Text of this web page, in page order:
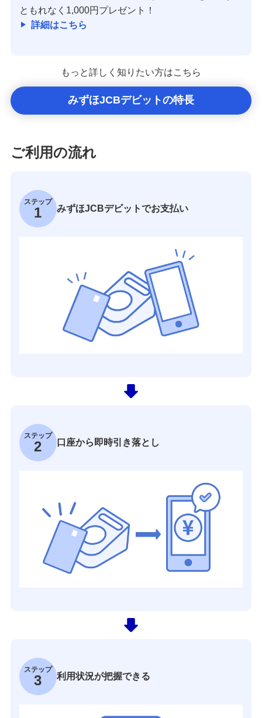
ともれなく1,000円プレゼント！
詳細はこちら
もっと詳しく知りたい方はこちら
みずほJCBデビットの特長
ご利用の流れ
ステップ
1 みずほJCBデビットでお支払い
ステップ
2 口座から即時引き落とし
ステップ
3 利用状況が把握できる